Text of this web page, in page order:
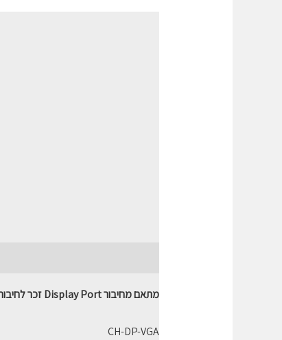
מתאם מחיבור Display Port זכר לחיבור VGA נקבה מבית Gold Touch
CH-DP-VGA